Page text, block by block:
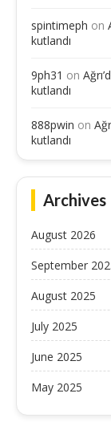
spintimeph on
kutlandı
9ph31 on
kutlandı
888pwin on
kutlandı
Archives
August 2026
September
August 2025
July 2025
June 2025
May 2025